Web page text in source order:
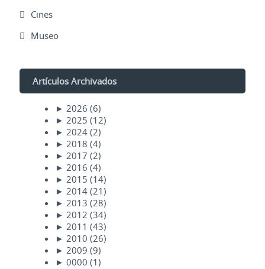
Cines
Museo
Artículos Archivados
► 2026 (6)
► 2025 (12)
► 2024 (2)
► 2018 (4)
► 2017 (2)
► 2016 (4)
► 2015 (14)
► 2014 (21)
► 2013 (28)
► 2012 (34)
► 2011 (43)
► 2010 (26)
► 2009 (9)
► 0000 (1)